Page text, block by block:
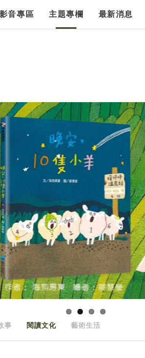
影音專區 主題專欄 最新消息
事 閱讀文化 藝術生活